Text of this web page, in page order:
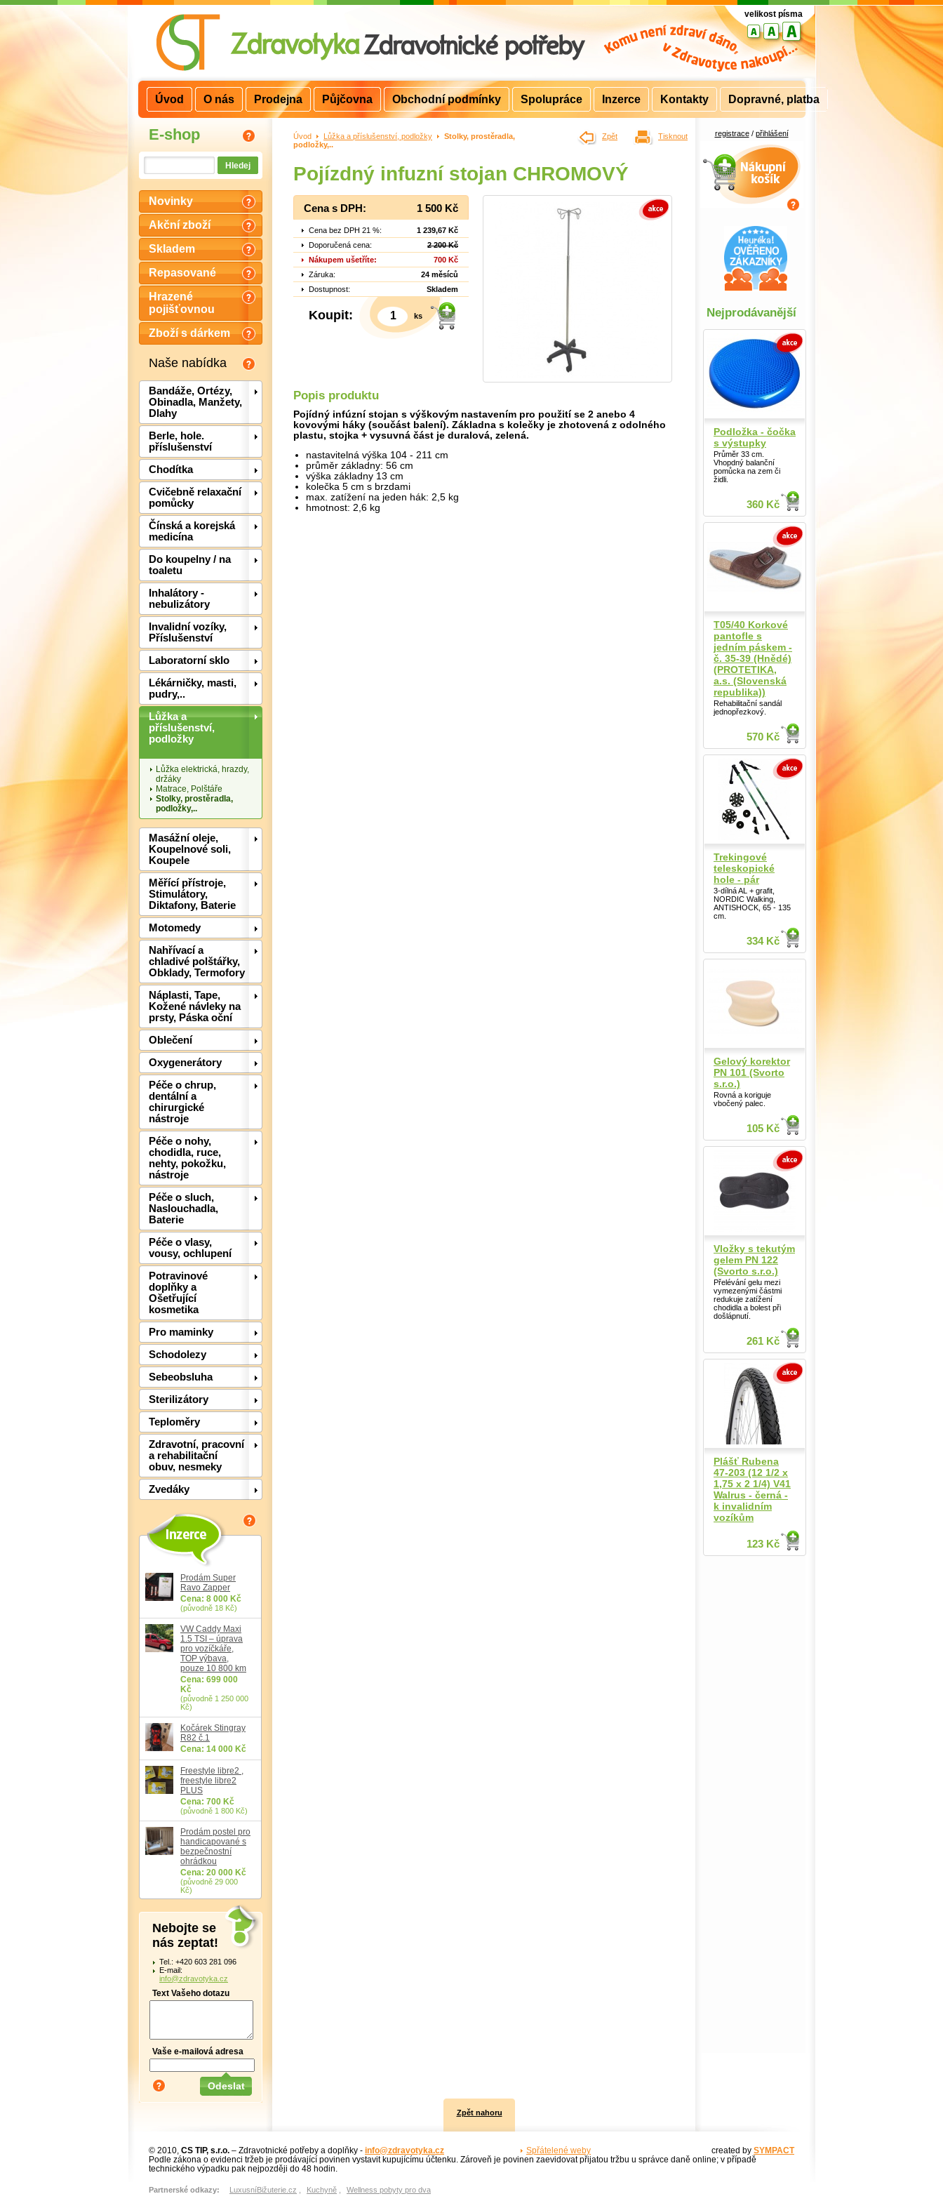
E-shop
Novinky
Akční zboží
Skladem
Repasované
Hrazené
pojišťovnou
Zboží s dárkem
Naše nabídka
Bandáže, Ortézy,
Obinadla, Manžety,
Dlahy
Berle, hole.
příslušenství
Chodítka
Cvičebně relaxační
pomůcky
Čínská a korejská
medicína
Do koupelny / na
toaletu
Inhalátory -
nebulizátory
Invalidní vozíky,
Příslušenství
Laboratorní sklo
Lékárničky, masti,
pudry,..
Lůžka a
příslušenství,
podložky
Lůžka elektrická, hrazdy,
držáky
Matrace, Polštáře
Stolky, prostěradla,
podložky,..
Masážní oleje,
Koupelnové soli,
Koupele
Měřící přístroje,
Stimulátory,
Diktafony, Baterie
Motomedy
Nahřívací a
chladivé polštářky,
Obklady, Termofory
Náplasti, Tape,
Kožené návleky na
prsty, Páska oční
Oblečení
Oxygenerátory
Péče o chrup,
dentální a
chirurgické
nástroje
Péče o nohy,
chodidla, ruce,
nehty, pokožku,
nástroje
Péče o sluch,
Naslouchadla,
Baterie
Péče o vlasy,
vousy, ochlupení
Potravinové
doplňky a
Ošetřující
kosmetika
Pro maminky
Schodolezy
Sebeobsluha
Sterilizátory
Teploměry
Zdravotní, pracovní
a rehabilitační
obuv, nesmeky
Zvedáky
Prodám Super
Ravo Zapper
Cena: 8 000 Kč
(původně 18 Kč)
VW Caddy Maxi
1.5 TSI – úprava
pro vozíčkáře,
TOP výbava,
pouze 10 800 km
Cena: 699 000
Kč
(původně 1 250 000
Kč)
Kočárek Stingray
R82 č.1
Cena: 14 000 Kč
Freestyle libre2 ,
freestyle libre2
PLUS
Cena: 700 Kč
(původně 1 800 Kč)
Prodám postel pro
handicapované s
bezpečnostní
ohrádkou
Cena: 20 000 Kč
(původně 29 000
Kč)
Nebojte se
nás zeptat!
Tel.: +420 603 281 096
E-mail:
info@zdravotyka.cz
Text Vašeho dotazu
Vaše e-mailová adresa
Úvod > Lůžka a příslušenství, podložky > Stolky, prostěradla,
podložky,..
Pojízdný infuzní stojan CHROMOVÝ
Cena s DPH: 1 500 Kč
Cena bez DPH 21 %:
1 239,67 Kč
Doporučená cena:
2 200 Kč
Nákupem ušetříte:
700 Kč
Záruka:
24 měsíců
Dostupnost:
Skladem
Koupit: ks
Popis produktu
Pojídný infúzní stojan s výškovým nastavením pro použití se 2 anebo 4
kovovými háky (součást balení). Základna s kolečky je zhotovená z odolného
plastu, stojka + vysuvná část je duralová, zelená.
nastavitelná výška 104 - 211 cm
průměr základny: 56 cm
výška základny 13 cm
kolečka 5 cm s brzdami
max. zatížení na jeden hák: 2,5 kg
hmotnost: 2,6 kg
registrace/ přihlášení
Nákupní košík
velikost písma
Tisknout
Zpět
Nejprodávanější
Podložka - čočka
s výstupky
Průměr 33 cm.
Vhopdný balanční
pomůcka na zem či
židli.
360 Kč
Detail
T05/40 Korkové
pantofle s
jedním páskem -
č. 35-39 (Hnědé)
(PROTETIKA,
a.s. (Slovenská
republika))
Rehabilitační sandál
jednopřezkový.
570 Kč
Trekingové
teleskopické
hole - pár
3-dílná AL + grafit,
NORDIC Walking,
ANTISHOCK, 65 - 135
cm.
334 Kč
Gelový korektor
PN 101 (Svorto
s.r.o.)
Rovná a koriguje
vbočený palec.
105 Kč
Vložky s tekutým
gelem PN 122
(Svorto s.r.o.)
Přelévání gelu mezi
vymezenými částmi
redukuje zatížení
chodidla a bolest při
došlápnutí.
261 Kč
Plášť Rubena
47-203 (12 1/2 x
1,75 x 2 1/4) V41
Walrus - černá -
k invalidním
vozíkům
123 Kč
Úvod O nás Prodejna Půjčovna Obchodní podmínky Spolupráce Inzerce Kontakty Dopravné, platba
Zpět nahoru
© 2010, CS TIP, s.r.o. – Zdravotnické potřeby a doplňky - info@zdravotyka.cz created by SYMPACT
Podle zákona o evidenci tržeb je prodávající povinen vystavit kupujícímu účtenku. Zároveň je povinen zaevidovat přijatou tržbu u správce daně online; v případě
technického výpadku pak nejpozději do 48 hodin.
Spřátelené weby
Partnerské odkazy: LuxusníBižuterie.cz Kuchyně Wellness pobyty pro dva